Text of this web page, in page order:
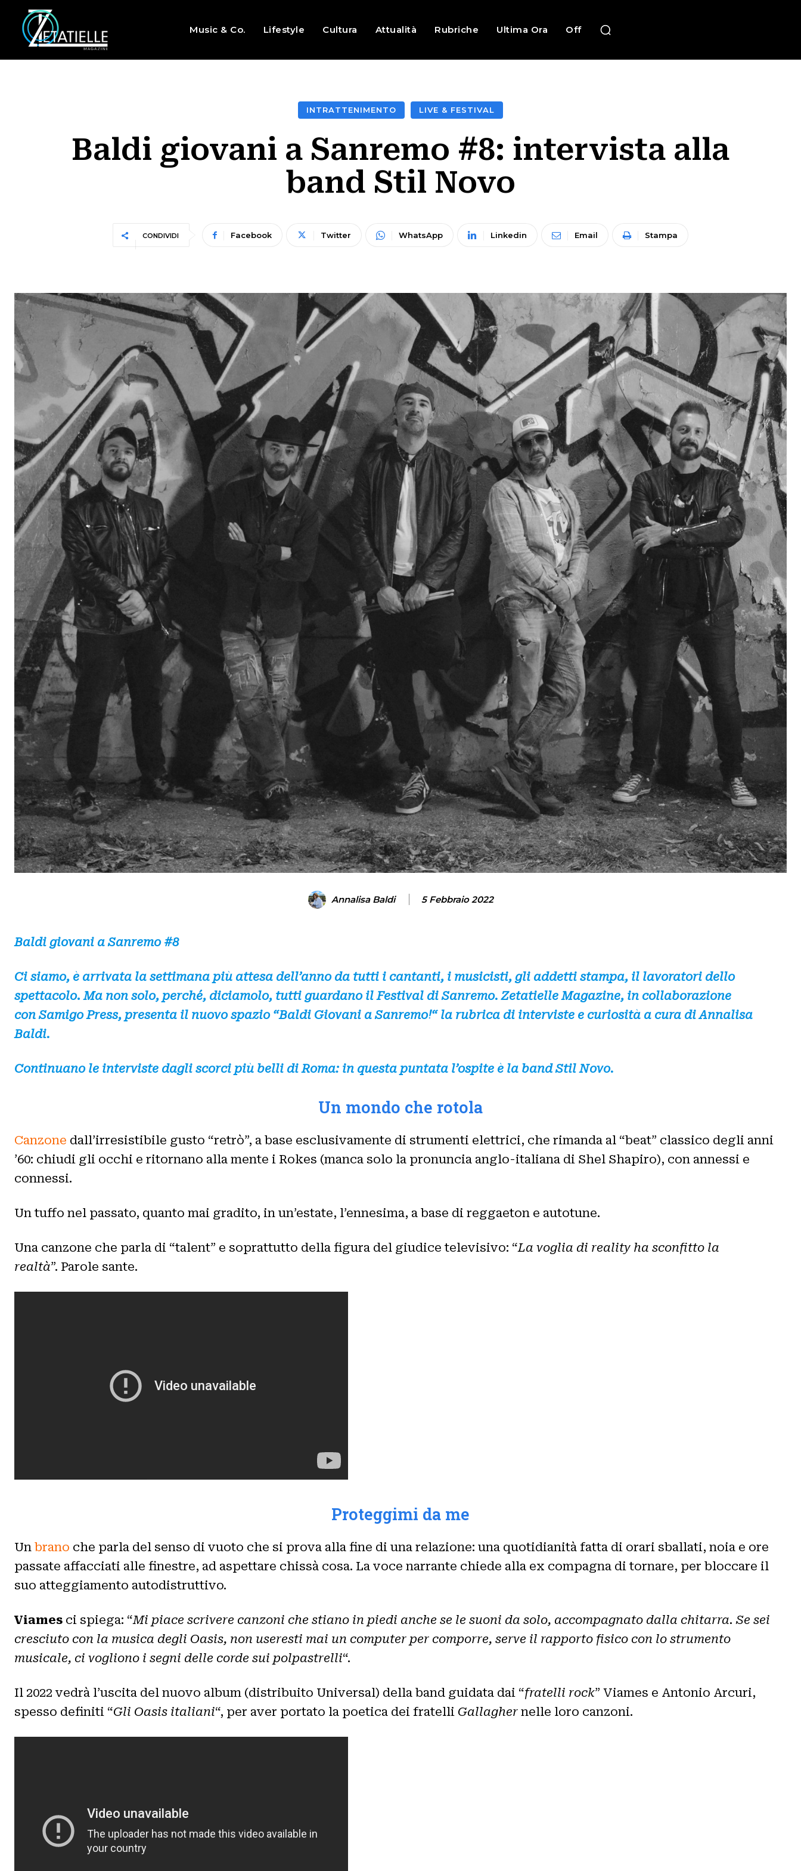
Music & Co. Lifestyle Cultura Attualità Rubriche Ultima Ora Off
INTRATTENIMENTO LIVE & FESTIVAL
Baldi giovani a Sanremo #8: intervista alla
band Stil Novo
CONDIVIDI Facebook Twitter WhatsApp Linkedin Email Stampa
Annalisa Baldi 5 Febbraio 2022
Baldi giovani a Sanremo #8
Ci siamo, è arrivata la settimana più attesa dell’anno da tutti i cantanti, i musicisti, gli addetti stampa, il lavoratori dello
spettacolo. Ma non solo, perché, diciamolo, tutti guardano il Festival di Sanremo. Zetatielle Magazine, in collaborazione
con Samigo Press, presenta il nuovo spazio “Baldi Giovani a Sanremo!“ la rubrica di interviste e curiosità a cura di Annalisa
Baldi.
Continuano le interviste dagli scorci più belli di Roma: in questa puntata l’ospite è la band Stil Novo.
Un mondo che rotola
Canzone dall’irresistibile gusto “retrò”, a base esclusivamente di strumenti elettrici, che rimanda al “beat” classico degli anni
’60: chiudi gli occhi e ritornano alla mente i Rokes (manca solo la pronuncia anglo-italiana di Shel Shapiro), con annessi e
connessi.
Un tuffo nel passato, quanto mai gradito, in un’estate, l’ennesima, a base di reggaeton e autotune.
Una canzone che parla di “talent” e soprattutto della figura del giudice televisivo: “La voglia di reality ha sconfitto la
realtà”. Parole sante.
Proteggimi da me
Un brano che parla del senso di vuoto che si prova alla fine di una relazione: una quotidianità fatta di orari sballati, noia e ore
passate affacciati alle finestre, ad aspettare chissà cosa. La voce narrante chiede alla ex compagna di tornare, per bloccare il
suo atteggiamento autodistruttivo.
Viames ci spiega: “Mi piace scrivere canzoni che stiano in piedi anche se le suoni da solo, accompagnato dalla chitarra. Se sei
cresciuto con la musica degli Oasis, non useresti mai un computer per comporre, serve il rapporto fisico con lo strumento
musicale, ci vogliono i segni delle corde sui polpastrelli“.
Il 2022 vedrà l’uscita del nuovo album (distribuito Universal) della band guidata dai “fratelli rock” Viames e Antonio Arcuri,
spesso definiti “Gli Oasis italiani“, per aver portato la poetica dei fratelli Gallagher nelle loro canzoni.